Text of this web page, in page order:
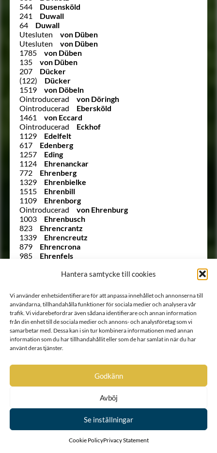
Hantera samtycke till cookies
Vi använder enhetsidentifierare för att anpassa innehållet och annonserna till
användarna, tillhandahålla funktioner för sociala medier och analysera vår
trafik. Vi vidarebefordrar även sådana identifierare och annan information
från din enhet till de sociala medier och annons- och analysföretag som vi
samarbetar med. Dessa kan i sin tur kombinera informationen med annan
information som du har tillhandahållit eller som de har samlat in när du har
använt deras tjänster.
Godkänn
Avböj
Se inställningar
Cookie PolicyPrivacy Statement
544
Dusensköld
241
Duwall
64
Duwall
Utesluten
von Düben
Utesluten
von Düben
1785
von Düben
135
von Düben
207
Dücker
(122)
Dücker
1519
von Döbeln
Ointroducerad
von Döringh
Ointroducerad
Ebersköld
1461
von Eccard
Ointroducerad
Eckhof
1129
Edelfelt
617
Edenberg
1257
Eding
1124
Ehrenanckar
772
Ehrenberg
1329
Ehrenbielke
1515
Ehrenbill
1109
Ehrenborg
Ointroducerad
von Ehrenburg
1003
Ehrenbusch
823
Ehrencrantz
1339
Ehrencreutz
879
Ehrencrona
985
Ehrenfels
Ehrenflycht
846
Ehrenhielm
1417
Ehrenhoff
Ointroducerad
Ehrenholm
871
Ehrenklo
1010 B
Ehrenkrook
1354
Ehrenman
1261
Ehrenmarck
Ointroducerad
Ehrenprijs (Äreprijs eller
Ointroducerad
Ehrenreuter
Ehrenroos
1388
Ehrenspetz
Ehrenstedt